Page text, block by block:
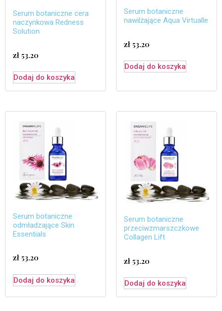
Serum botaniczne cera
naczynkowa Redness
Solution
zł 53.20
Dodaj do koszyka
Serum botaniczne
nawilżające Aqua Virtualle
zł 53.20
Dodaj do koszyka
Serum botaniczne
odmładzające Skin
Essentials
zł 53.20
Dodaj do koszyka
Serum botaniczne
przeciwzmarszczkowe
Collagen Lift
zł 53.20
Dodaj do koszyka